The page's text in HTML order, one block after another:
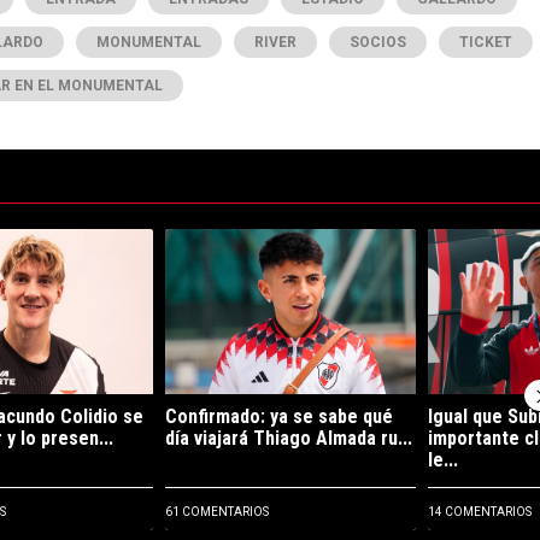
MONUMENTAL RIVER SOCIOS TICKET
EN EL MONUMENTAL
tendencia con el título "Es oficial: Facundo Colidio se fue de River y
Colidio se
y lo presen...
Un artículo de tendencia con el título
Confirmado: ya se sabe qué
día viajará Thiago Almada ru...
61 COMENTARIOS
Un artículo
Igual que
importante
le...
14 COMENTARIOS